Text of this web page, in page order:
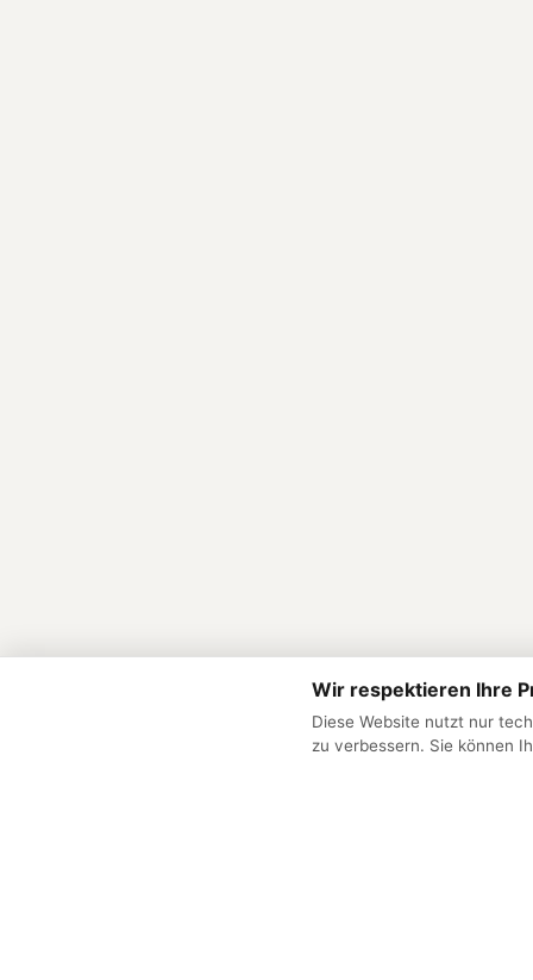
Wir respektieren Ihre
Diese Website nutzt nur
zu verbessern. Sie können